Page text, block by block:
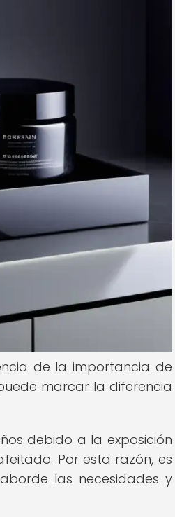
de la importancia de
marcar la diferencia
debido a la exposición
Por esta razón, es
las necesidades y